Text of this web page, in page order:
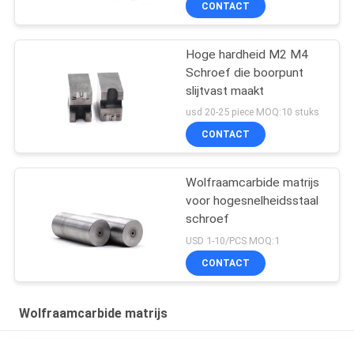
CONTACT
Hoge hardheid M2 M4
Schroef die boorpunt
slijtvast maakt
usd 20-25 piece MOQ:10 stuks
CONTACT
Wolfraamcarbide matrijs
voor hogesnelheidsstaal
schroef
USD 1-10/PCS MOQ:1
CONTACT
Wolfraamcarbide matrijs